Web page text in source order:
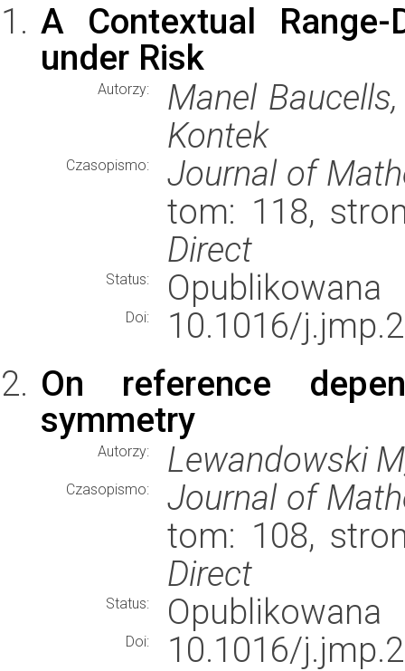
A Contextual
under Risk
Autorzy:
Manel
Kontek
Czasopismo:
Journal of
tom: 118,
Direct
Status: Opublikowana
Doi:
10.1016/
On reference
symmetry
Autorzy: Lewandowski
Czasopismo:
Journal of
tom: 108,
Direct
Status: Opublikowana
Doi:
10.1016/